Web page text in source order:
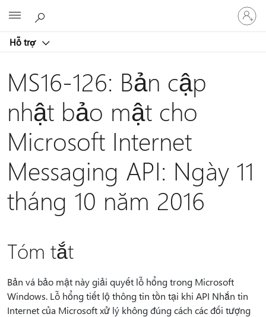
Hỗ trợ
Đăng
nhập
tài
MS16-126: Bản cập
nhật bảo mật cho
Microsoft Internet
Messaging API: Ngày 11
tháng 10 năm 2016
Tóm tắt
Bản vá bảo mật này giải quyết lỗ hổng trong Microsoft
Windows. Lỗ hổng tiết lộ thông tin tồn tại khi API Nhắn tin
Internet của Microsoft xử lý không đúng cách các đối tượng